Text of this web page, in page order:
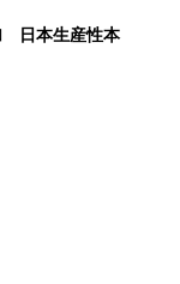
日本生産性本